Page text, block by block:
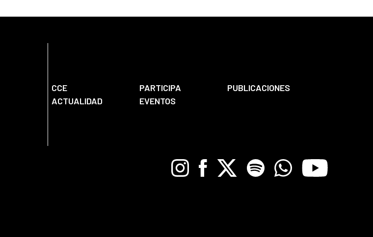
CCE PARTICIPA
PUBLICACIONES
ACTUALIDAD
EVENTOS
InstagramFacebook
X Spotify WhatsappYoutube